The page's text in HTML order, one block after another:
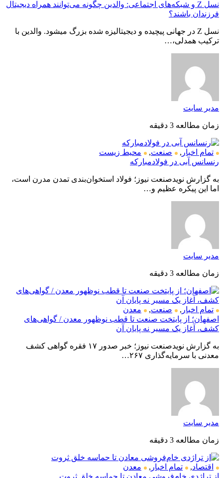
نسل Z و شبکه‌های اجتماعی: والدین چگونه می‌توانند همراه دیجیتال
فرزندان باشند؟
نسل Z در جهانی پیچیده و دیجیتالیزه شده بزرگ میشود. والدین با
ترکیب همدلی،…
مدیر سایت
زمان مطالعه 3 دقیقه
تمام اخبار , صنعت,
محیط زیست
رنسانس آبی در فولادمبارکه
به گزارش نویدصنعت نیوز؛ فولاد استخوان‌بندی تمدن مدرن است،
اما این پیکره عظیم و…
مدیر سایت
زمان مطالعه 3 دقیقه
تمام اخبار , صنعت,
معدن
اصفهان؛ از پایتخت صنعت تا قطب نوظهور معدن / گواهی‌های
کشف، آغاز یک مسیر نه پایان آن
به گزارش نویدصنعت نیوز؛ خبر صدور ۱۷ فقره گواهی کشف
معدنی با سرمایه‌گذاری ۲۶۷…
مدیر سایت
زمان مطالعه 3 دقیقه
اقتصاد, تمام اخبار ,
معدن
از تراژدی خام‌فروشی معادن تا حماسه خلق ثروت